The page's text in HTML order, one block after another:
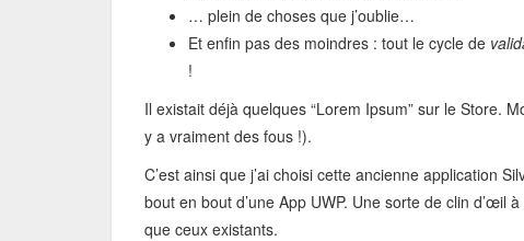
… plein de choses que j’oublie…
Et enfin pas des moindres : tout le cycle de
!
Il existait déjà quelques “Lorem Ipsum” sur le Store.
y a vraiment des fous !).
C’est ainsi que j’ai choisi cette ancienne application
bout en bout d’une App UWP. Une sorte de clin d’œil
que ceux existants.